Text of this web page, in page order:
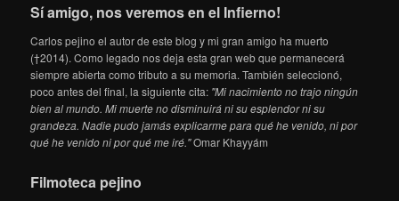
Sí amigo, nos veremos en el Infierno!
Carlos pejino el autor de este blog y mi gran amigo ha muerto
(†2014). Como legado nos deja esta gran web que permanecerá
siempre abierta como tributo a su memoria. También seleccionó,
poco antes del final, la siguiente cita: "Mi nacimiento no trajo ningún
bien al mundo. Mi muerte no disminuirá ni su esplendor ni su
grandeza. Nadie pudo jamás explicarme para qué he venido, ni por
qué he venido ni por qué me iré."Omar Khayyám
Filmoteca pejino